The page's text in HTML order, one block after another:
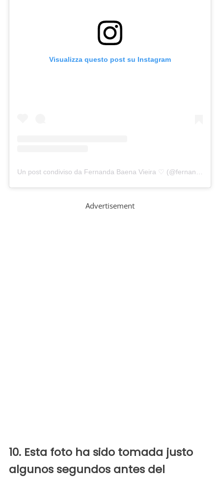
Visualizza questo post su Instagram
Un post condiviso da Fernanda Baena Vieira ♡ (@fernanda.vieira3)
Advertisement
10. Esta foto ha sido tomada justo
algunos segundos antes del